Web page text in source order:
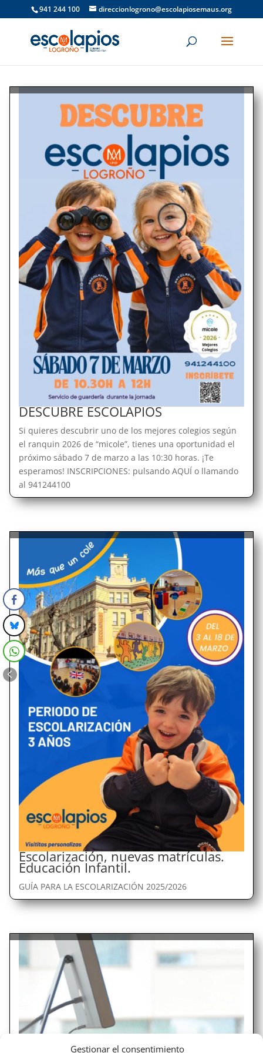
Gestionar el consentimiento
941 244 100 direccionlogrono@escolapiosemaus.org
DESCUBRE ESCOLAPIOS
Si quieres descubrir uno de los mejores colegios según
el ranquin 2026 de “micole”, tienes una oportunidad el
próximo sábado 7 de marzo a las 10:30 horas. ¡Te
esperamos! INSCRIPCIONES: pulsando AQUÍ o llamando
al 941244100
Escolarización, nuevas matrículas.
Educación Infantil.
GUÍA PARA LA ESCOLARIZACIÓN 2025/2026